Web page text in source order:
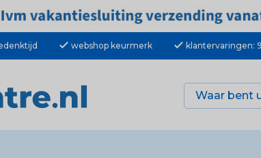
check webshop keurmerk check klantervaringen: